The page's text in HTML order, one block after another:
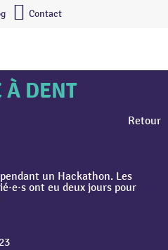
Contact
À DENT
Retour
un Hackathon. Les
ont eu deux jours pour